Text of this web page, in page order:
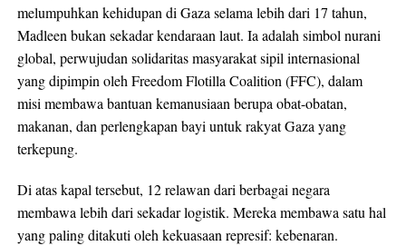
melumpuhkan kehidupan di Gaza selama lebih dari 17 tahun,
Madleen bukan sekadar kendaraan laut. Ia adalah simbol nurani
global, perwujudan solidaritas masyarakat sipil internasional
yang dipimpin oleh Freedom Flotilla Coalition (FFC), dalam
misi membawa bantuan kemanusiaan berupa obat-obatan,
makanan, dan perlengkapan bayi untuk rakyat Gaza yang
terkepung.
Di atas kapal tersebut, 12 relawan dari berbagai negara
membawa lebih dari sekadar logistik. Mereka membawa satu hal
yang paling ditakuti oleh kekuasaan represif: kebenaran.